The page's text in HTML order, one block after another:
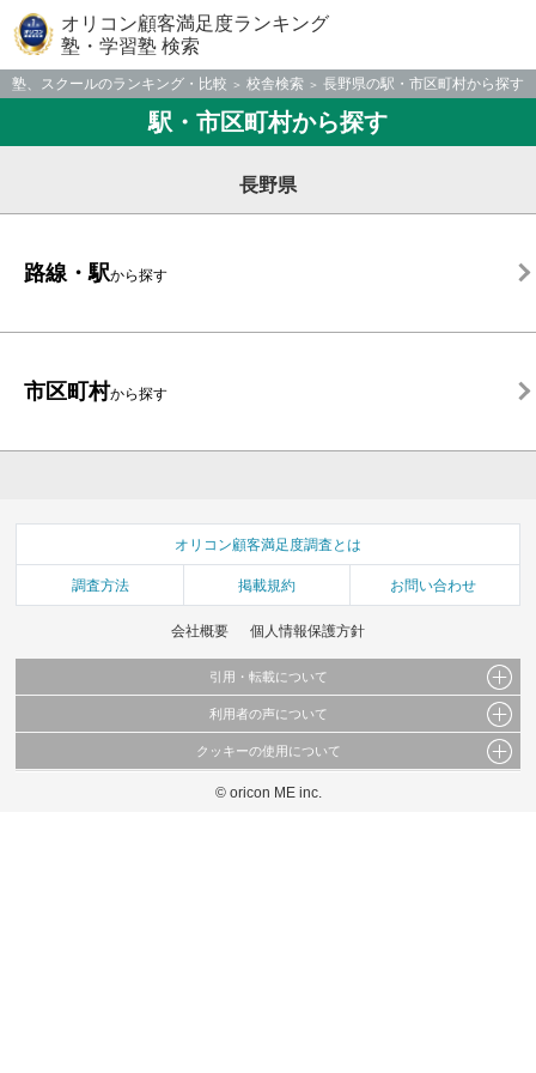
オリコン顧客満足度ランキング
塾・学習塾 検索
塾、スクールのランキング・比較 校舎検索 長野県の駅・市区町村から探す
駅・市区町村から探す
長野県
路線・駅から探す
市区町村から探す
オリコン顧客満足度調査とは
調査方法 掲載規約 お問い合わせ
会社概要 個人情報保護方針
引用・転載について
当サイトで公開されている情報（文字、写真、イラスト、画像データ等）及びこれらの配
これらの情報を権利者の許可なく無断転載・複製などの二次利用を行うことは固く禁じて
利用者の声について
当サイトに掲載している内容はすべてサービスの利用者が提出された見解・感想です。
弊社の見解・ 意見ではないことをご理解いただいた上でご覧ください。
クッキーの使用について
このサイトでは Cookie を使用して、ユーザーに合わせたコンテンツや広告の表示、ソー
© oricon ME inc.